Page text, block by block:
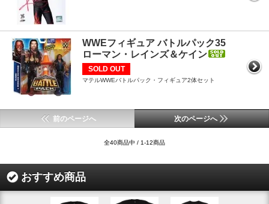
WWEフィギュア バトルパック35
ローマン・レインズ＆ケイン
SOLD OUT
マテルWWEバトルパック・フィギュア2体セット
前のページへ 次のページへ
全40商品中 / 1-12商品
おすすめ商品